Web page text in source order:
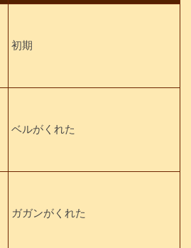
初期
ベルがくれた
ガガンがくれた